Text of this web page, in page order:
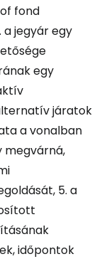
fond
jegyár egy
egy
járatok
a vonalban
megvárná,
5. a
időpontok